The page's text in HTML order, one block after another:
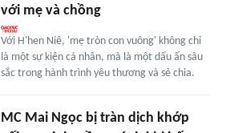
với mẹ và chồng
Với H'hen Niê, 'mẹ tròn con vuông' không chỉ
là một sự kiện cá nhân, mà là một dấu ấn sâu
sắc trong hành trình yêu thương và sẻ chia.
MC Mai Ngọc bị tràn dịch khớp